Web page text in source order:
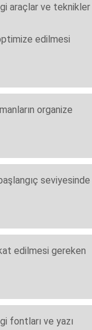
araçlar ve teknikler
edilmesi
organize
seviyesinde
edilmesi gereken
fontları ve yazı